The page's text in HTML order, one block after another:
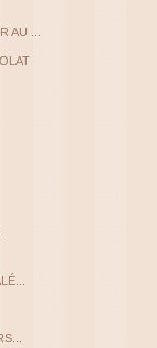
AU ...